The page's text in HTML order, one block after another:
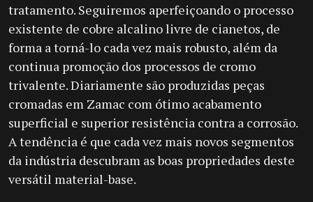
tratamento. Seguiremos aperfeiçoando o processo
existente de cobre alcalino livre de cianetos, de
forma a torná-lo cada vez mais robusto, além da
continua promoção dos processos de cromo
trivalente. Diariamente são produzidas peças
cromadas em Zamac com ótimo acabamento
superficial e superior resistência contra a corrosão.
A tendência é que cada vez mais novos segmentos
da indústria descubram as boas propriedades deste
versátil material-base.